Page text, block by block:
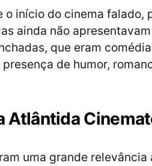
o início do cinema falado,
ainda não
que eram
de humor,
Atlântida
uma grande